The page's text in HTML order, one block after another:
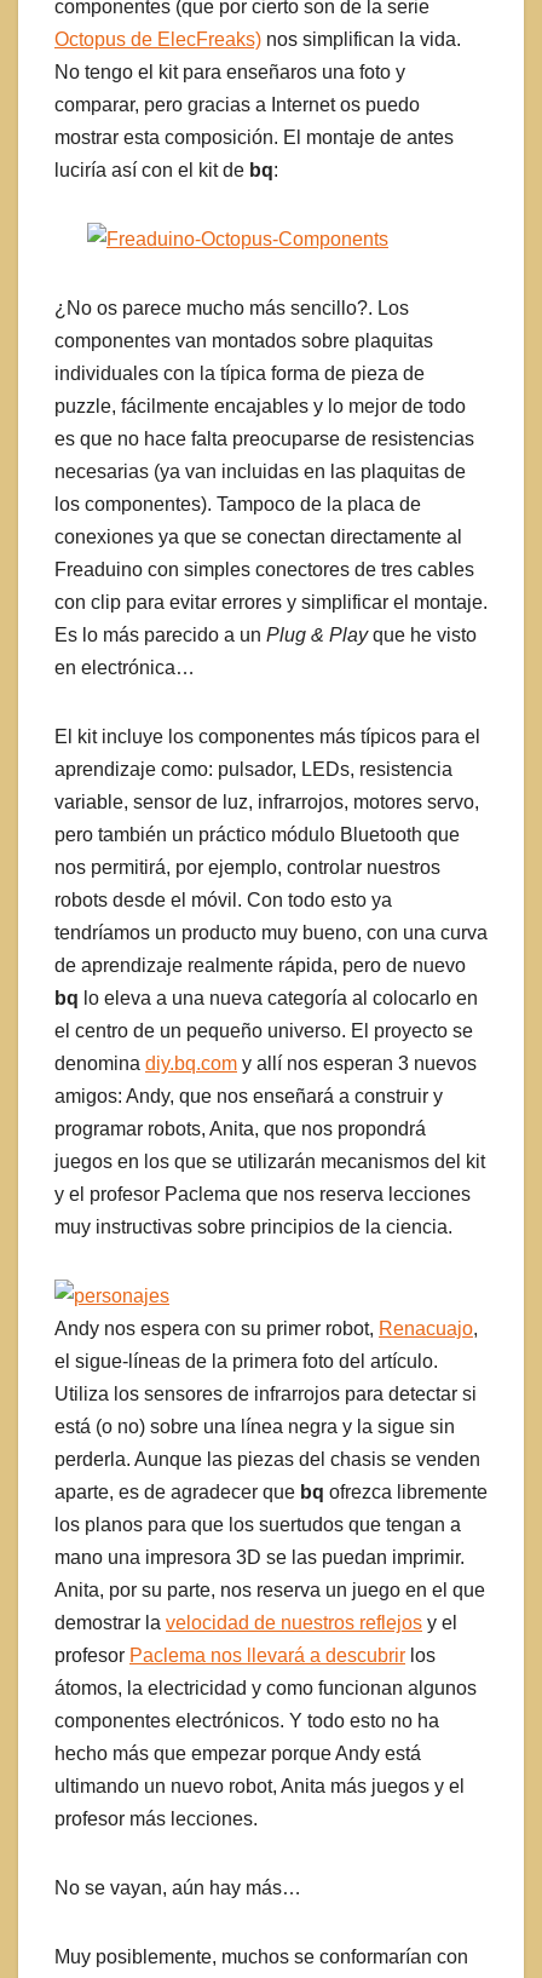
componentes (que por cierto son de la serie
Octopus de ElecFreaks) nos simplifican la vida.
No tengo el kit para enseñaros una foto y
comparar, pero gracias a Internet os puedo
mostrar esta composición. El montaje de antes
luciría así con el kit de bq:
¿No os parece mucho más sencillo?. Los
componentes van montados sobre plaquitas
individuales con la típica forma de pieza de
puzzle, fácilmente encajables y lo mejor de todo
es que no hace falta preocuparse de resistencias
necesarias (ya van incluidas en las plaquitas de
los componentes). Tampoco de la placa de
conexiones ya que se conectan directamente al
Freaduino con simples conectores de tres cables
con clip para evitar errores y simplificar el montaje.
Es lo más parecido a un Plug & Playque he visto
en electrónica…
El kit incluye los componentes más típicos para el
aprendizaje como: pulsador, LEDs, resistencia
variable, sensor de luz, infrarrojos, motores servo,
pero también un práctico módulo Bluetooth que
nos permitirá, por ejemplo, controlar nuestros
robots desde el móvil. Con todo esto ya
tendríamos un producto muy bueno, con una curva
de aprendizaje realmente rápida, pero de nuevo
bq lo eleva a una nueva categoría al colocarlo en
el centro de un pequeño universo. El proyecto se
denomina diy.bq.com y allí nos esperan 3 nuevos
amigos: Andy, que nos enseñará a construir y
programar robots, Anita, que nos propondrá
juegos en los que se utilizarán mecanismos del kit
y el profesor Paclema que nos reserva lecciones
muy instructivas sobre principios de la ciencia.
Andy nos espera con su primer robot, Renacuajo,
el sigue-líneas de la primera foto del artículo.
Utiliza los sensores de infrarrojos para detectar si
está (o no) sobre una línea negra y la sigue sin
perderla. Aunque las piezas del chasis se venden
aparte, es de agradecer que bq ofrezca libremente
los planos para que los suertudos que tengan a
mano una impresora 3D se las puedan imprimir.
Anita, por su parte, nos reserva un juego en el que
demostrar la velocidad de nuestros reflejos y el
profesor Paclema nos llevará a descubrir los
átomos, la electricidad y como funcionan algunos
componentes electrónicos. Y todo esto no ha
hecho más que empezar porque Andy está
ultimando un nuevo robot, Anita más juegos y el
profesor más lecciones.
No se vayan, aún hay más…
Muy posiblemente, muchos se conformarían con